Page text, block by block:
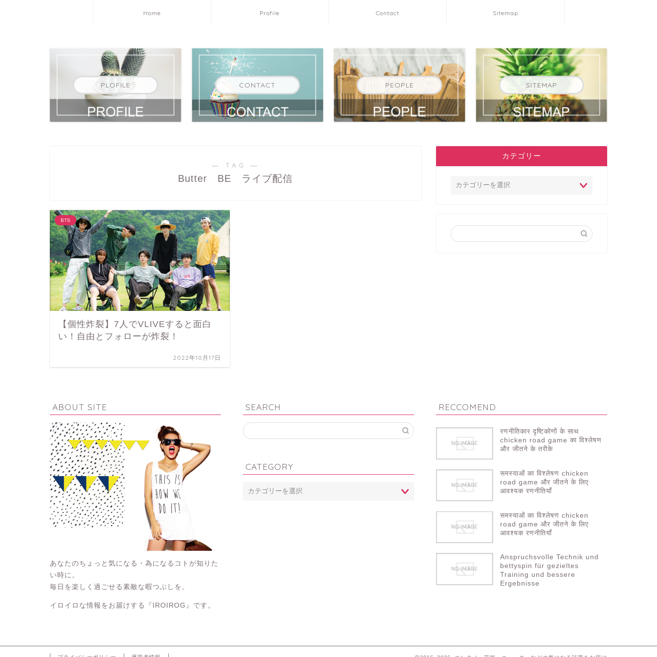
Home Profile Contact Sitemap
PLOFILE CONTACT PEOPLE SITEMAP
― TAG ―
Butter BE ライブ配信
BTS
【個性炸裂】7人でVLIVEすると面白
い！自由とフォローが炸裂！
2022年10月17日
カテゴリー
ABOUT SITE
あなたのちょっと気になる・為になるコトが知りた
い時に。
毎日を楽しく過ごせる素敵な暇つぶしを。
イロイロな情報をお届けする『IROIROG』です。
SEARCH
CATEGORY
RECCOMEND
रणनीतिकार दृष्टिकोणों के साथ
chicken road game का विश्लेषण
और जीतने के तरीके
समस्याओं का विश्लेषण chicken
road game और जीतने के लिए
आवश्यक रणनीतियाँ
समस्याओं का विश्लेषण chicken
road game और जीतने के लिए
आवश्यक रणनीतियाँ
Anspruchsvolle Technik und
bettyspin für gezieltes
Training und bessere
Ergebnisse